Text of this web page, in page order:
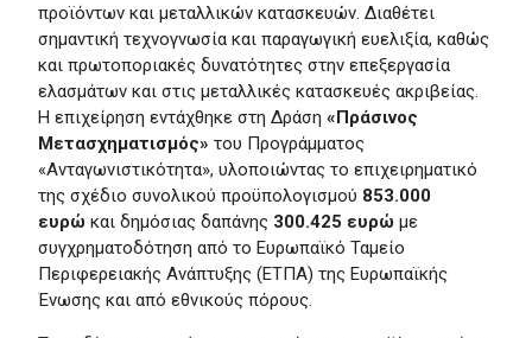
προϊόντων και μεταλλικών κατασκευών. Διαθέτει
σημαντική τεχνογνωσία και παραγωγική ευελιξία, καθώς
και πρωτοποριακές δυνατότητες στην επεξεργασία
ελασμάτων και στις μεταλλικές κατασκευές ακριβείας.
H επιχείρηση εντάχθηκε στη Δράση«Πράσινος
Μετασχηματισμός» του Προγράμματος
«Ανταγωνιστικότητα», υλοποιώντας το επιχειρηματικό
της σχέδιο συνολικού προϋπολογισμού 853.000
ευρώκαι δημόσιας δαπάνης 300.425 ευρώμε
συγχρηματοδότηση από το Ευρωπαϊκό Ταμείο
Περιφερειακής Ανάπτυξης (ΕΤΠΑ) της Ευρωπαϊκής
Ένωσης και από εθνικούς πόρους.